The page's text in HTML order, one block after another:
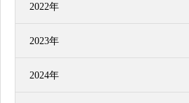
2022年
2023年
2024年